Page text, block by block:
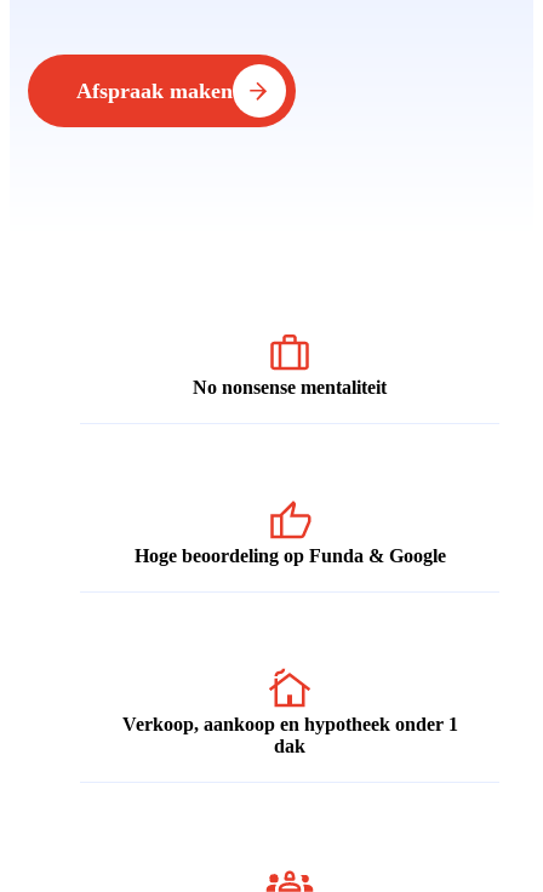
Afspraak maken
No nonsense mentaliteit
Hoge beoordeling op Funda & Google
Verkoop, aankoop en hypotheek onder 1
dak